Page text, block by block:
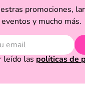
promociones,
eventos y mucho más.
leído las políticas de